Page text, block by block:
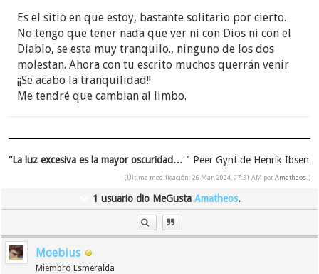
Es el sitio en que estoy, bastante solitario por cierto.
No tengo que tener nada que ver ni con Dios ni con el
Diablo, se esta muy tranquilo., ninguno de los dos
molestan. Ahora con tu escrito muchos querrán venir
¡¡Se acabo la tranquilidad!!
Me tendré que cambian al limbo.
“La luz excesiva es la mayor oscuridad… " Peer Gynt de Henrik Ibsen
(Última modificación: 26 Mar, 2024, 07:31 AM porAmatheos.)
1 usuario dio MeGusta Amatheos.
Moebius
Miembro Esmeralda